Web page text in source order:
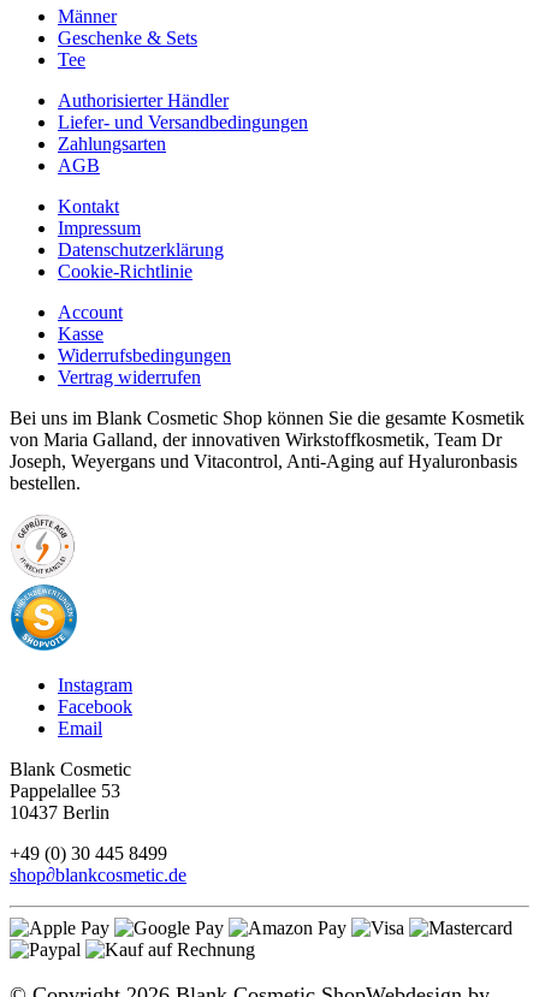
Männer
Geschenke & Sets
Tee
Authorisierter Händler
Liefer- und Versandbedingungen
Zahlungsarten
AGB
Kontakt
Impressum
Datenschutzerklärung
Cookie-Richtlinie
Account
Kasse
Widerrufsbedingungen
Vertrag widerrufen
Bei uns im Blank Cosmetic Shop können Sie die gesamte Kosmetik
von Maria Galland, der innovativen Wirkstoffkosmetik, Team Dr
Joseph, Weyergans und Vitacontrol, Anti-Aging auf Hyaluronbasis
bestellen.
Instagram
Facebook
Email
Blank Cosmetic
Pappelallee 53
10437 Berlin
+49 (0) 30 445 8499
shop∂blankcosmetic.de